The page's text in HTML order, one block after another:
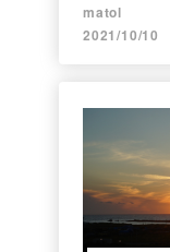
matol
2021/10/10